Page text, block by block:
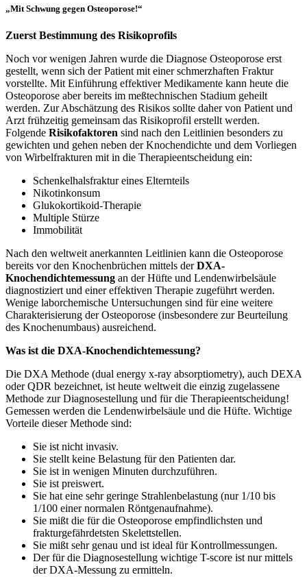
„Mit Schwung gegen Osteoporose!“
Zuerst Bestimmung des Risikoprofils
Noch vor wenigen Jahren wurde die Diagnose Osteoporose erst
gestellt, wenn sich der Patient mit einer schmerzhaften Fraktur
vorstellte. Mit Einführung effektiver Medikamente kann heute die
Osteoporose aber bereits im meßtechnischen Stadium geheilt
werden. Zur Abschätzung des Risikos sollte daher von Patient und
Arzt frühzeitig gemeinsam das Risikoprofil erstellt werden.
Folgende Risikofaktoren sind nach den Leitlinien besonders zu
gewichten und gehen neben der Knochendichte und dem Vorliegen
von Wirbelfrakturen mit in die Therapieentscheidung ein:
Schenkelhalsfraktur eines Elternteils
Nikotinkonsum
Glukokortikoid-Therapie
Multiple Stürze
Immobilität
Nach den weltweit anerkannten Leitlinien kann die Osteoporose
bereits vor den Knochenbrüchen mittels derDXA-
Knochendichtemessung an der Hüfte und Lendenwirbelsäule
diagnostiziert und einer effektiven Therapie zugeführt werden.
Wenige laborchemische Untersuchungen sind für eine weitere
Charakterisierung der Osteoporose (insbesondere zur Beurteilung
des Knochenumbaus) ausreichend.
Was ist die DXA-Knochendichtemessung?
Die DXA Methode (dual energy x-ray absorptiometry), auch DEXA
oder QDR bezeichnet, ist heute weltweit die einzig zugelassene
Methode zur Diagnosestellung und für die Therapieentscheidung!
Gemessen werden die Lendenwirbelsäule und die Hüfte. Wichtige
Vorteile dieser Methode sind:
Sie ist nicht invasiv.
Sie stellt keine Belastung für den Patienten dar.
Sie ist in wenigen Minuten durchzuführen.
Sie ist preiswert.
Sie hat eine sehr geringe Strahlenbelastung (nur 1/10 bis
1/100 einer normalen Röntgenaufnahme).
Sie mißt die für die Osteoporose empfindlichsten und
frakturgefährdetsten Skelettstellen.
Sie mißt sehr genau und ist ideal für Kontrollmessungen.
Der für die Diagnosestellung wichtige T-score ist nur mittels
der DXA-Messung zu ermitteln.